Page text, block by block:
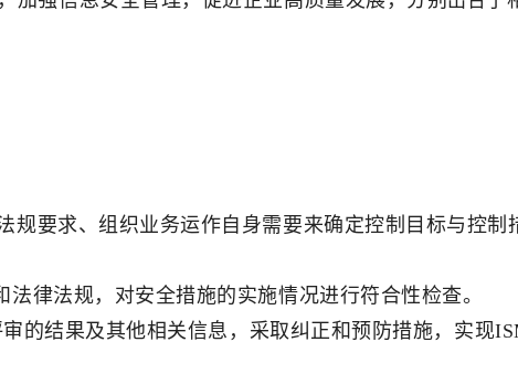
要求、组织业务运作自身需要来确定控制目标与控制
律法规，对安全措施的实施情况进行符合性检查。
结果及其他相关信息，采取纠正和预防措施，实现